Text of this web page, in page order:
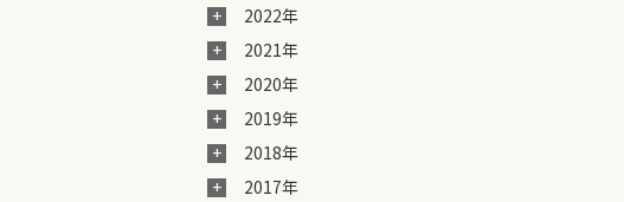
2022年
2021年
2020年
2019年
2018年
2017年